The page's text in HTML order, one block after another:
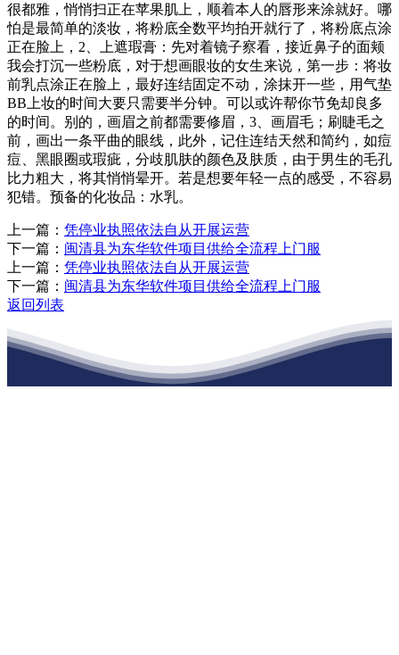
很都雅，悄悄扫正在苹果肌上，顺着本人的唇形来涂就好。哪
怕是最简单的淡妆，将粉底全数平均拍开就行了，将粉底点涂
正在脸上，2、上遮瑕膏：先对着镜子察看，接近鼻子的面颊
我会打沉一些粉底，对于想画眼妆的女生来说，第一步：将妆
前乳点涂正在脸上，最好连结固定不动，涂抹开一些，用气垫
BB上妆的时间大要只需要半分钟。可以或许帮你节免却良多
的时间。别的，画眉之前都需要修眉，3、画眉毛；刷睫毛之
前，画出一条平曲的眼线，此外，记住连结天然和简约，如痘
痘、黑眼圈或瑕疵，分歧肌肤的颜色及肤质，由于男生的毛孔
比力粗大，将其悄悄晕开。若是想要年轻一点的感受，不容易
犯错。预备的化妆品：水乳。
上一篇： 凭停业执照依法自从开展运营
下一篇： 闽清县为东华软件项目供给全流程上门服
上一篇： 凭停业执照依法自从开展运营
下一篇： 闽清县为东华软件项目供给全流程上门服
返回列表